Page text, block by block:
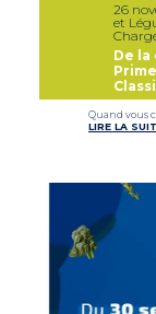
26
et
De la
Quand vous
LIRE LA